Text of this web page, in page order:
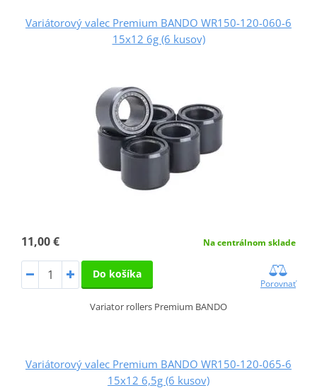
Variátorový valec Premium BANDO WR150-120-060-6
15x12 6g (6 kusov)
11,00 € Na centrálnom sklade
Do košíka
Porovnať
Variator rollers Premium BANDO
Variátorový valec Premium BANDO WR150-120-065-6
15x12 6,5g (6 kusov)